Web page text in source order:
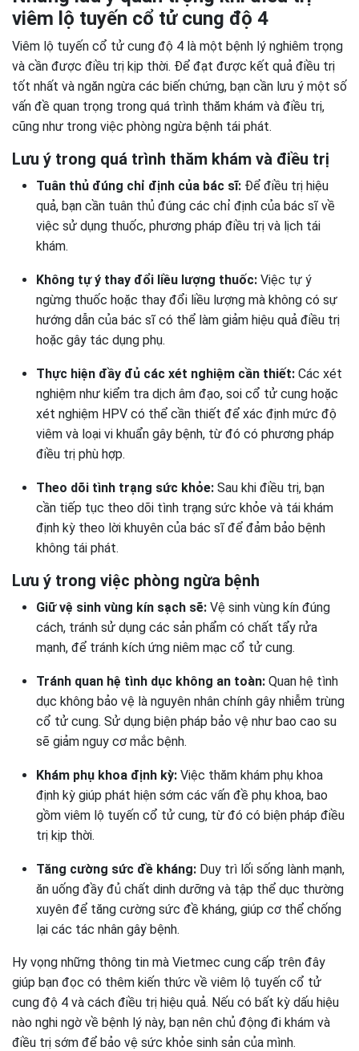
viêm lộ tuyến cổ tử cung độ 4
Viêm lộ tuyến cổ tử cung độ 4 là một bệnh lý nghiêm trọng
và cần được điều trị kịp thời. Để đạt được kết quả điều trị
tốt nhất và ngăn ngừa các biến chứng, bạn cần lưu ý một số
vấn đề quan trọng trong quá trình thăm khám và điều trị,
cũng như trong việc phòng ngừa bệnh tái phát.
Lưu ý trong quá trình thăm khám và điều trị
Tuân thủ đúng chỉ định của bác sĩ: Để điều trị hiệu
quả, bạn cần tuân thủ đúng các chỉ định của bác sĩ về
việc sử dụng thuốc, phương pháp điều trị và lịch tái
khám.
Không tự ý thay đổi liều lượng thuốc: Việc tự ý
ngừng thuốc hoặc thay đổi liều lượng mà không có sự
hướng dẫn của bác sĩ có thể làm giảm hiệu quả điều trị
hoặc gây tác dụng phụ.
Thực hiện đầy đủ các xét nghiệm cần thiết: Các xét
nghiệm như kiểm tra dịch âm đạo, soi cổ tử cung hoặc
xét nghiệm HPV có thể cần thiết để xác định mức độ
viêm và loại vi khuẩn gây bệnh, từ đó có phương pháp
điều trị phù hợp.
Theo dõi tình trạng sức khỏe: Sau khi điều trị, bạn
cần tiếp tục theo dõi tình trạng sức khỏe và tái khám
định kỳ theo lời khuyên của bác sĩ để đảm bảo bệnh
không tái phát.
Lưu ý trong việc phòng ngừa bệnh
Giữ vệ sinh vùng kín sạch sẽ: Vệ sinh vùng kín đúng
cách, tránh sử dụng các sản phẩm có chất tẩy rửa
mạnh, để tránh kích ứng niêm mạc cổ tử cung.
Tránh quan hệ tình dục không an toàn: Quan hệ tình
dục không bảo vệ là nguyên nhân chính gây nhiễm trùng
cổ tử cung. Sử dụng biện pháp bảo vệ như bao cao su
sẽ giảm nguy cơ mắc bệnh.
Khám phụ khoa định kỳ: Việc thăm khám phụ khoa
định kỳ giúp phát hiện sớm các vấn đề phụ khoa, bao
gồm viêm lộ tuyến cổ tử cung, từ đó có biện pháp điều
trị kịp thời.
Tăng cường sức đề kháng: Duy trì lối sống lành mạnh,
ăn uống đầy đủ chất dinh dưỡng và tập thể dục thường
xuyên để tăng cường sức đề kháng, giúp cơ thể chống
lại các tác nhân gây bệnh.
Hy vọng những thông tin mà Vietmec cung cấp trên đây
giúp bạn đọc có thêm kiến thức về viêm lộ tuyến cổ tử
cung độ 4 và cách điều trị hiệu quả. Nếu có bất kỳ dấu hiệu
nào nghi ngờ về bệnh lý này, bạn nên chủ động đi khám và
điều trị sớm để bảo vệ sức khỏe sinh sản của mình.